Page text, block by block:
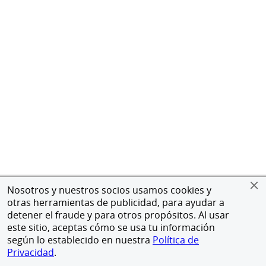
Nosotros y nuestros socios usamos cookies y
otras herramientas de publicidad, para ayudar a
detener el fraude y para otros propósitos. Al usar
este sitio, aceptas cómo se usa tu información
según lo establecido en nuestra Política de
Privacidad.